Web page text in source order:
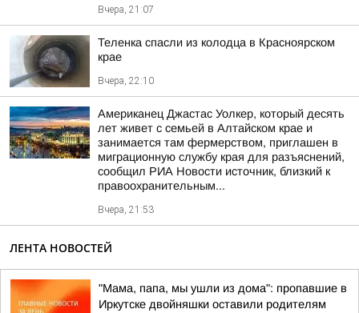
Вчера, 21:07
Теленка спасли из колодца в Красноярском
крае
Вчера, 22:10
Американец Джастас Уолкер, который десять
лет живет с семьей в Алтайском крае и
занимается там фермерством, приглашен в
миграционную службу края для разъяснений,
сообщил РИА Новости источник, близкий к
правоохранительным...
Вчера, 21:53
ЛЕНТА НОВОСТЕЙ
"Мама, папа, мы ушли из дома": пропавшие в
Иркутске двойняшки оставили родителям